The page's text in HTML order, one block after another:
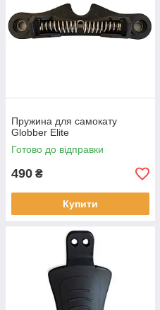
Пружина для самокату
Globber Elite
Готово до відправки
490 ₴
Купити